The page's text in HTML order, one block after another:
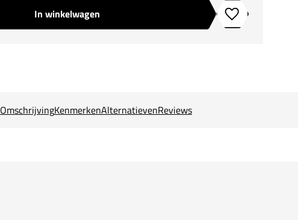
In winkelwagen Toevoegen aan
OmschrijvingKenmerkenAlternatievenReviews